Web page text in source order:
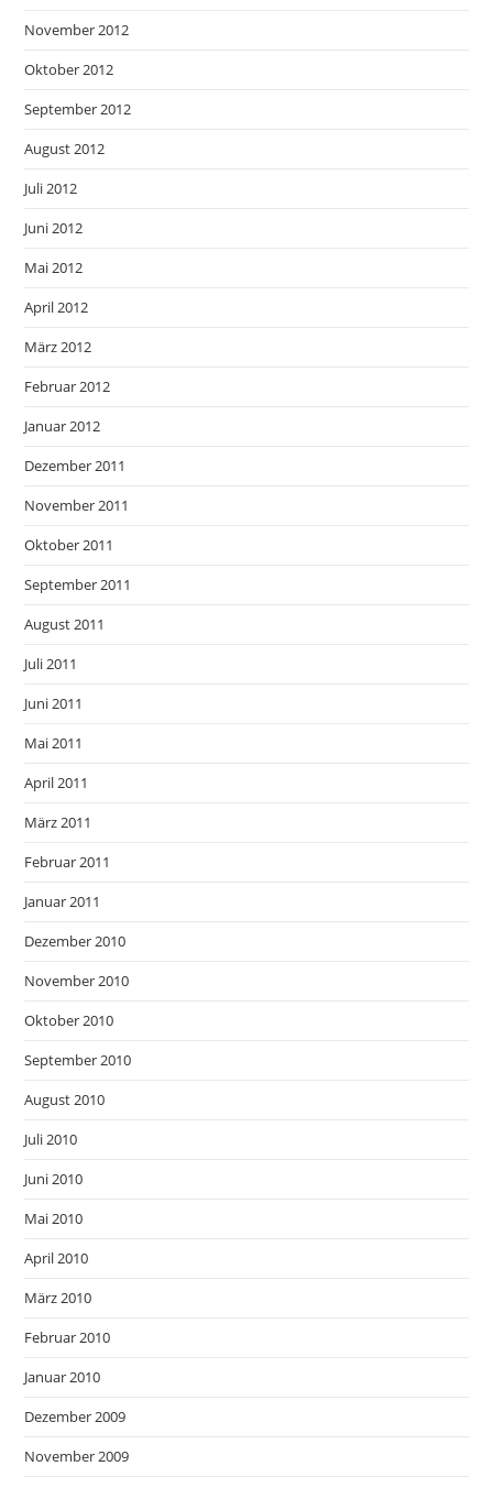
November 2012
Oktober 2012
September 2012
August 2012
Juli 2012
Juni 2012
Mai 2012
April 2012
März 2012
Februar 2012
Januar 2012
Dezember 2011
November 2011
Oktober 2011
September 2011
August 2011
Juli 2011
Juni 2011
Mai 2011
April 2011
März 2011
Februar 2011
Januar 2011
Dezember 2010
November 2010
Oktober 2010
September 2010
August 2010
Juli 2010
Juni 2010
Mai 2010
April 2010
März 2010
Februar 2010
Januar 2010
Dezember 2009
November 2009